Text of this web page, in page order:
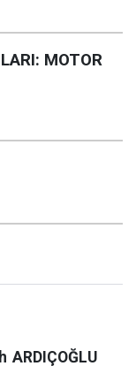
MOTOR
ARDIÇOĞLU